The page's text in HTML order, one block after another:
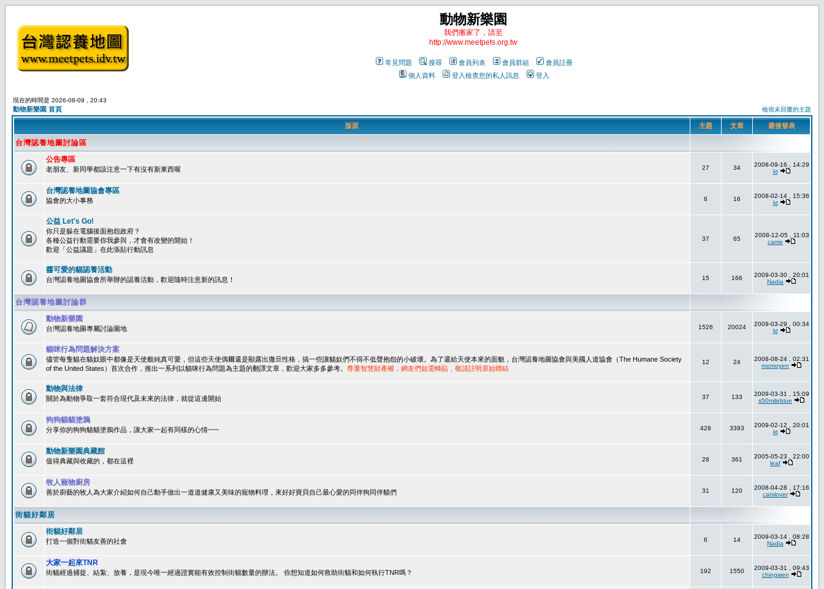
動物新樂園
我們搬家了，請至
http://www.meetpets.org.tw
常見問題 搜尋 會員列表 會員群組
會員註冊
個人資料
登入檢查您的私人訊息 登入
現在的時間是 2026-08-09 , 20:43
動物新樂園 首頁 檢視未回覆的主題
版面 主題 文章 最後發表
台灣認養地圖討論區
公告專區
老朋友、新同學都該注意一下有沒有新東西喔 27 34
2008-09-16 , 14:29
kt
台灣認養地圖協會專區
協會的大小事務 6 16
2008-02-14 , 15:36
kt
公益 Let's Go!
你只是躲在電腦後面抱怨政府？
各種公益行動需要你我參與，才會有改變的開始！
歡迎「公益議題」在此張貼行動訊息
37 65
2008-12-05 , 11:03
carrie
醬可愛的貓認養活動
台灣認養地圖協會所舉辦的認養活動，歡迎隨時注意新的訊息！ 15 166
2009-03-30 , 20:01
Nadia
台灣認養地圖討論群
動物新樂園
台灣認養地圖專屬討論園地 1526 20024
2009-03-29 , 00:34
kt
貓咪行為問題解決方案
儘管每隻貓在貓奴眼中都像是天使般純真可愛，但這些天使偶爾還是顯露出撒旦性格，搞一些讓貓奴們不得不低聲抱怨的小破壞。為了還給天使本來的面貌，台灣認養地圖協會與美國人道協會（The Humane Society
of the United States）首次合作，推出一系列以貓咪行為問題為主題的翻譯文章，歡迎大家多多參考。 尊重智慧財產權，網友們如需轉貼，敬請註明原始聯結
12 24
2008-08-24 , 02:31
momoyen
動物與法律
關於為動物爭取一套符合現代及未來的法律，就從這邊開始 37 133
2009-03-31 , 15:09
s50mileblue
狗狗貓貓塗鴉
分享你的狗狗貓貓塗鴉作品，讓大家一起有同樣的心情~~~ 428 3393
2009-02-12 , 20:01
kt
動物新樂園典藏館
值得典藏與收藏的，都在這裡 28 361
2005-05-23 , 22:00
leaf
牧人寵物廚房
善於廚藝的牧人為大家介紹如何自己動手做出一道道健康又美味的寵物料理，來好好寶貝自己最心愛的同伴狗同伴貓們 31 120
2008-04-28 , 17:16
catslover
街貓好鄰居
街貓好鄰居
打造一個對街貓友善的社會 6 14
2009-03-14 , 08:28
Nadia
大家一起來TNR
街貓經過捕捉、結紮、放養，是現今唯一經過證實能有效控制街貓數量的辦法。 你想知道如何救助街貓和如何執行TNR嗎？ 192 1550
2009-03-31 , 09:43
chingwen